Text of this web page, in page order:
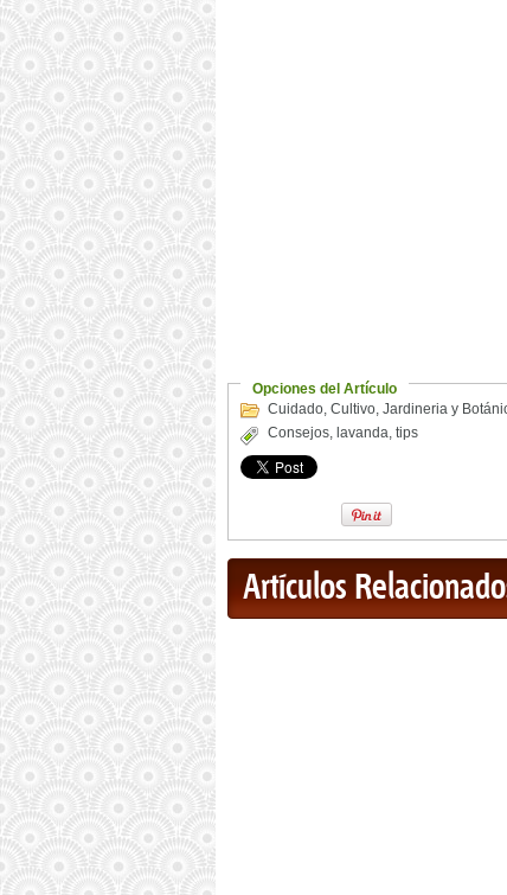
Opciones del Artículo
Cuidado, Cultivo, Jardineria y
Consejos, lavanda, tips
Artículos